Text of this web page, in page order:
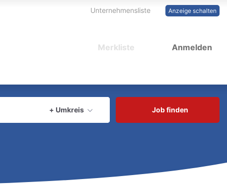
Anzeige schalten
Unternehmensliste
Anmelden
Merkliste
+ Umkreis
aktuellen Ort verwenden
Job finden